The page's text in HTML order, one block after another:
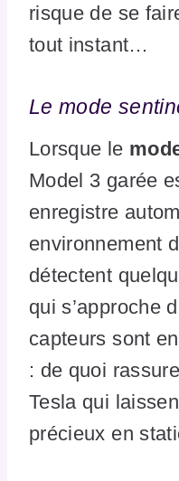
risque de se
tout instant…
Le mode
Lorsque le
Model 3 garée
enregistre
environnement
détectent
qui s’approche
capteurs sont
: de quoi
Tesla qui
précieux en